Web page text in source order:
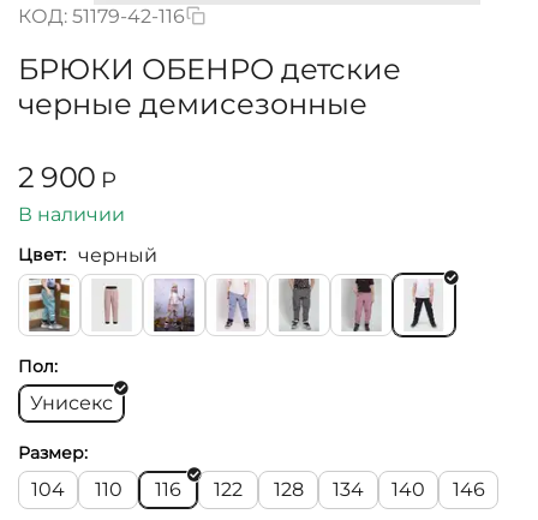
КОД: 51179-42-116
БРЮКИ ОБЕНРО детские
черные демисезонные
2 900 Р
В наличии
Цвет: черный
Пол:
Унисекс
Размер:
104 110 116 122 128 134 140 146